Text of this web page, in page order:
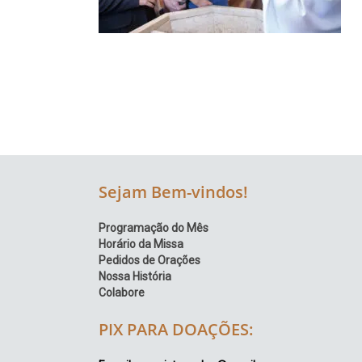
Região
Episcopal
Sejam Bem-vindos!
Programação do Mês
Horário da Missa
Pedidos de Orações
Nossa História
Colabore
PIX PARA DOAÇÕES: